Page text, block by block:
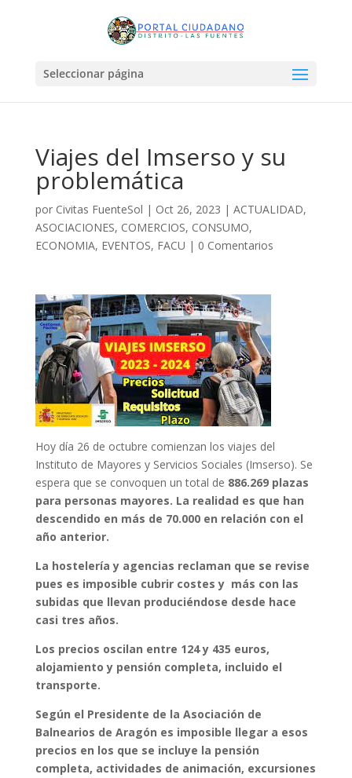
Seleccionar página
Viajes del Imserso y su
problemática
por Civitas FuenteSol | Oct 26, 2023 | ACTUALIDAD,
ASOCIACIONES, COMERCIOS, CONSUMO,
ECONOMIA, EVENTOS, FACU | 0 Comentarios
Hoy día 26 de octubre comienzan los viajes del
Instituto de Mayores y Servicios Sociales (Imserso). Se
espera que se convoquen un total de 886.269 plazas
para personas mayores. La realidad es que han
descendido en más de 70.000 en relación con el
año anterior.
La hostelería y agencias reclaman que se revise
pues es imposible cubrir costes y más con las
subidas que llevan produciéndose desde hace
casi tres años.
Los precios oscilan entre 124 y 435 euros,
alojamiento y pensión completa, incluido el
transporte.
Según el Presidente de la Asociación de
Balnearios de Aragón es imposible llegar a esos
precios en los que se incluye la pensión
completa, actividades de animación, excursiones